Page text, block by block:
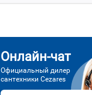
Онлайн-чат
Официальный дилер
сантехники Cezares